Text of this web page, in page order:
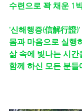
수련으로 꽉 채운 1
'신해행증(信解行證
몸과 마음으로 실행
삶 속에 빛나는 시간
함께 하신 모든 분